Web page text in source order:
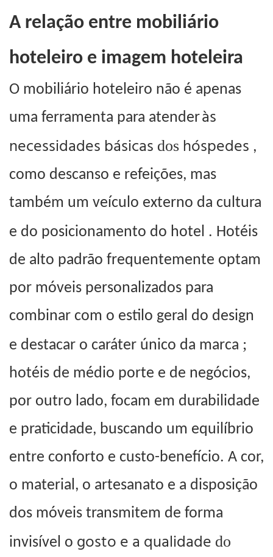
A relação entre mobiliário
hoteleiro e imagem hoteleira
O mobiliário hoteleiro não é apenas
uma ferramenta para atenderàs
necessidades básicas dos hóspedes ,
como descanso e refeições, mas
também um veículo externo da cultura
e do posicionamento do hotel . Hotéis
de alto padrão frequentemente optam
por móveis personalizados para
combinar com o estilo geral do design
e destacar o caráter único da marca ;
hotéis de médio porte e de negócios,
por outro lado, focam em durabilidade
e praticidade, buscando um equilíbrio
entre conforto e custo-benefício. A cor,
o material, o artesanato e a disposição
dos móveis transmitem de forma
invisível o gosto e a qualidade do